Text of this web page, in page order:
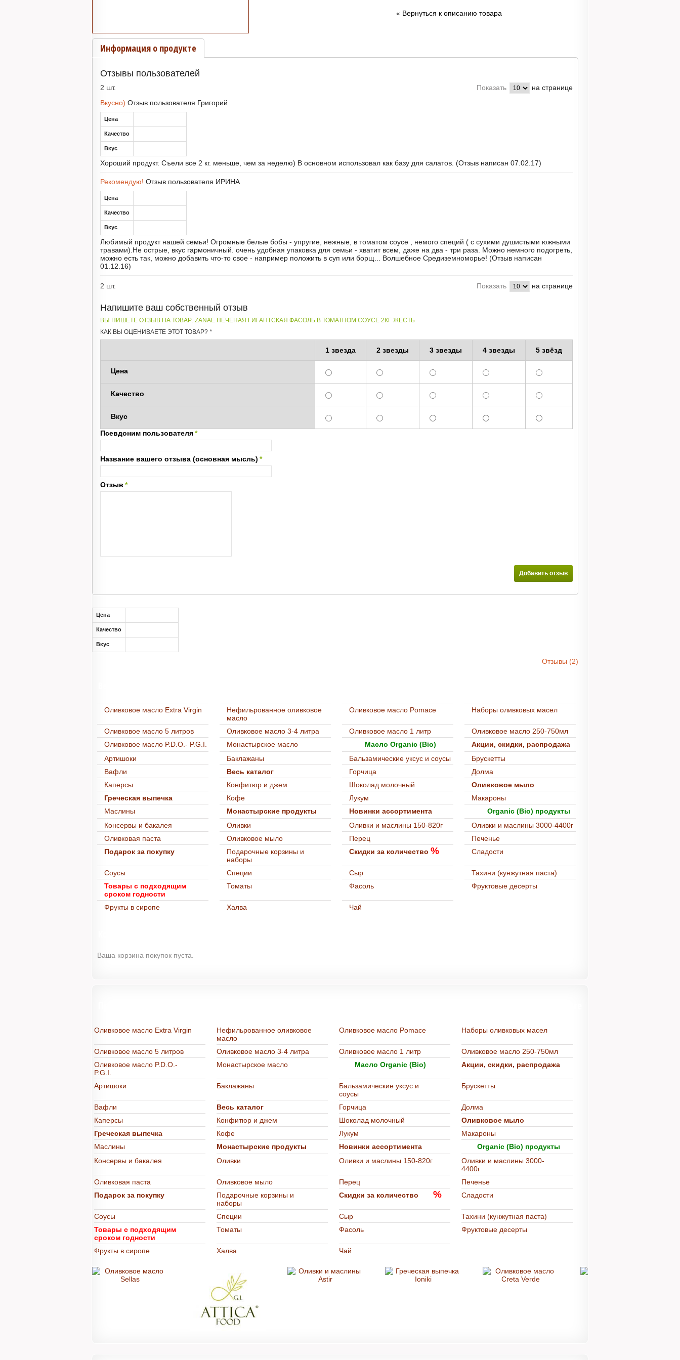
« Вернуться к описанию товара
Информация о продукте
Отзывы пользователей
2 шт. Показать
на странице
Вкусно) Отзыв пользователя Григорий
Цена
Качество
Вкус
Хороший продукт. Съели все 2 кг. меньше, чем за неделю) В основном использовал как базу для салатов. (Отзыв написан 07.02.17)
Рекомендую! Отзыв пользователя ИРИНА
Цена
Качество
Вкус
Любимый продукт нашей семьи! Огромные белые бобы - упругие, нежные, в томатом соусе , немого специй ( с сухими душистыми южными
травами).Не острые, вкус гармоничный. очень удобная упаковка для семьи - хватит всем, даже на два - три раза. Можно немного подогреть,
можно есть так, можно добавить что-то свое - например положить в суп или борщ... Волшебное Средиземноморье! (Отзыв написан
01.12.16)
2 шт. Показать на странице
Напишите ваш собственный отзыв
ВЫ ПИШЕТЕ ОТЗЫВ НА ТОВАР: ZANAE ПЕЧЕНАЯ ГИГАНТСКАЯ ФАСОЛЬ В ТОМАТНОМ СОУСЕ 2КГ ЖЕСТЬ
КАК ВЫ ОЦЕНИВАЕТЕ ЭТОТ ТОВАР? *
1 звезда 2 звезды 3 звезды 4 звезды 5 звёзд
Цена
Качество
Вкус
*
Псевдоним пользователя
*
Название вашего отзыва (основная мысль)
*
Отзыв
Добавить отзыв
Цена
Качество
Вкус
Отзывы (2)
Оливковое масло Extra Virgin
Нефильрованное оливковое
масло
Оливковое масло Pomace Наборы оливковых масел
Оливковое масло 5 литров Оливковое масло 3-4 литра Оливковое масло 1 литр
Оливковое масло 250-750мл
Оливковое масло P.D.O.- P.G.I.
Монастырское масло Масло Organic (Bio)
Акции, скидки, распродажа
Артишоки
Баклажаны Бальзамические уксус и соусы
Брускетты
Вафли
Весь каталог Горчица
Долма
Каперсы
Конфитюр и джем Шоколад молочный
Оливковое мыло
Греческая выпечка
Кофе Лукум
Макароны
Маслины
Монастырские продукты Новинки ассортимента
Organic (Bio) продукты
Консервы и бакалея
Оливки Оливки и маслины 150-820г
Оливки и маслины 3000-4400г
Оливковая паста
Оливковое мыло Перец
Печенье
Подарок за покупку
Подарочные корзины и
наборы
Скидки за количество % Сладости
Соусы Специи Сыр
Тахини (кунжутная паста)
Товары с подходящим
сроком годности
Томаты Фасоль Фруктовые десерты
Фрукты в сиропе Халва Чай
Ваша корзина покупок пуста.
Оливковое масло Extra Virgin
Нефильрованное оливковое
масло
Оливковое масло Pomace Наборы оливковых масел
Оливковое масло 5 литров Оливковое масло 3-4 литра Оливковое масло 1 литр
Оливковое масло 250-750мл
Оливковое масло P.D.O.-
P.G.I.
Монастырское масло Масло Organic (Bio) Акции, скидки, распродажа
Артишоки Баклажаны
Бальзамические уксус и
соусы
Брускетты
Вафли Весь каталог Горчица
Долма
Каперсы
Конфитюр и джем Шоколад молочный
Оливковое мыло
Греческая выпечка
Кофе Лукум
Макароны
Маслины
Монастырские продукты Новинки ассортимента
Organic (Bio) продукты
Консервы и бакалея
Оливки Оливки и маслины 150-820г
Оливки и маслины 3000-
4400г
Оливковая паста
Оливковое мыло Перец
Печенье
Подарок за покупку
Подарочные корзины и
наборы
Скидки за количество % Сладости
Соусы Специи Сыр
Тахини (кунжутная паста)
Товары с подходящим
сроком годности
Томаты Фасоль Фруктовые десерты
Фрукты в сиропе Халва Чай